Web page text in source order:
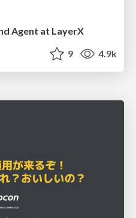
Agent at LayerX
9 4.9k